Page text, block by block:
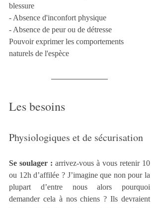
blessure
- Absence d'inconfort physique
- Absence de peur ou de détresse
Pouvoir exprimer les comportements
naturels de l'espèce
Les besoins
Physiologiques et de sécurisation
Se soulager : arrivez-vous à vous retenir 10
ou 12h d’affilée ? J’imagine que non pour la
plupart d’entre nous alors pourquoi
demander cela à nos chiens ? Ils devraient